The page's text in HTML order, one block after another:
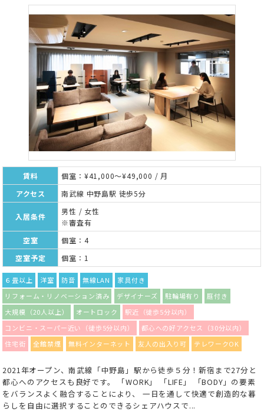
賃料
個室：¥41,000～¥49,000 / 月
アクセス
南武線 中野島駅 徒歩5分
入居条件
男性 / 女性
※審査有
空室
個室：4
空室予定
個室：1
６畳以上 洋室 防音 無線LAN
家具付き
リフォーム・リノベーション済み
デザイナーズ 駐輪場有り
庭付き
大規模（20人以上）
オートロック
駅近（徒歩5分以内）
コンビニ・スーパー近い（徒歩5分以内）
都心への好アクセス（30分以内）
住宅街
全館禁煙 無料インターネット 友人の出入り可 テレワークOK
2021年オープン、南武線「中野島」駅から徒歩５分！新宿まで27分と
都心へのアクセスも良好です。 「WORK」 「LIFE」 「BODY」の要素
をバランスよく融合することにより、 一日を通して快適で創造的な暮
らしを自由に選択することのできるシェアハウスで...